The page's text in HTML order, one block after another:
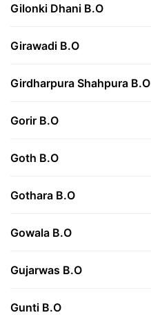
Gilonki Dhani B.O
Girawadi B.O
Girdharpura Shahpura B.O
Gorir B.O
Goth B.O
Gothara B.O
Gowala B.O
Gujarwas B.O
Gunti B.O